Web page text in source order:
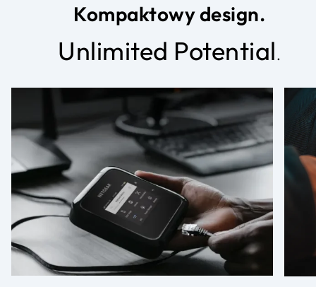
Kompaktowy design.
Unlimited Potential.